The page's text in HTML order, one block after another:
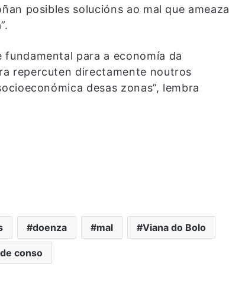
posibles solucións ao mal que ameaza
para a economía da
repercuten directamente noutros
desas zonas”, lembra
doenza mal Viana do Bolo
conso